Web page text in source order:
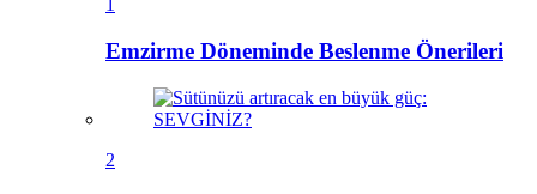
1
Emzirme Döneminde Beslenme Önerileri
2